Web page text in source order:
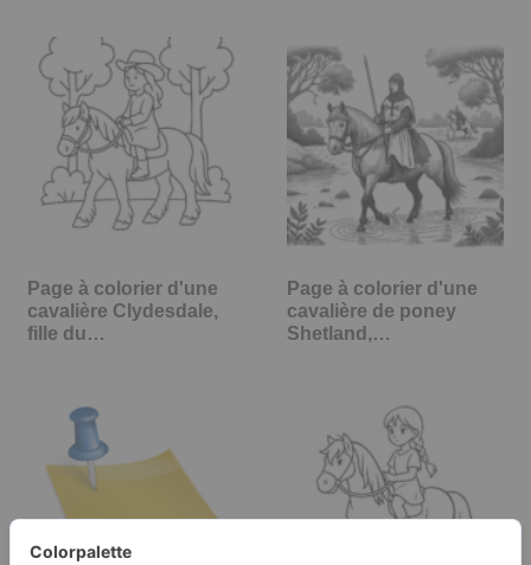
Page à colorier d'une
cavalière Clydesdale,
fille du…
Page à colorier d'une
cavalière de poney
Shetland,…